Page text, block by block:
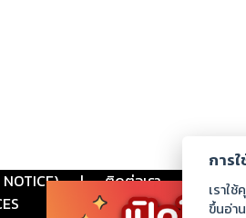
| ติดต่อเรา ร่วม
การ
เราใ
ขึ้นอ่า